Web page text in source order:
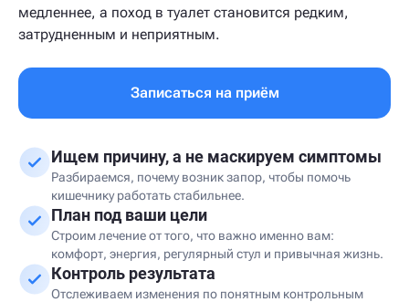
медленнее, а поход в туалет становится редким,
затрудненным и неприятным.
Записаться на приём
Ищем причину, а не маскируем симптомы
Разбираемся, почему возник запор, чтобы помочь
кишечнику работать стабильнее.
План под ваши цели
Строим лечение от того, что важно именно вам:
комфорт, энергия, регулярный стул и привычная жизнь.
Контроль результата
Отслеживаем изменения по понятным контрольным